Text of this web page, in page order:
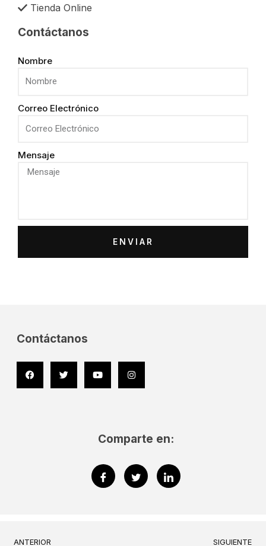
Tienda Online
Contáctanos
Nombre
Correo Electrónico
Mensaje
ENVIAR
Contáctanos
FacebookTwitter YoutubeInstagram
Comparte en:
ANTERIOR SIGUIENTE